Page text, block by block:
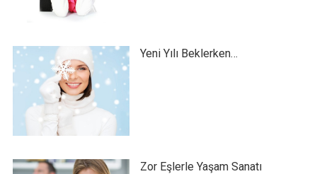
Yeni Yılı Beklerken…
Zor Eşlerle Yaşam Sanatı